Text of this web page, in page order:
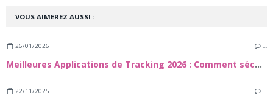
VOUS AIMEREZ AUSSI :
26/01/2026 …
Meilleures Applications de Tracking 2026 : Comment sécuuriser vos proches et vos appareils
22/11/2025 …